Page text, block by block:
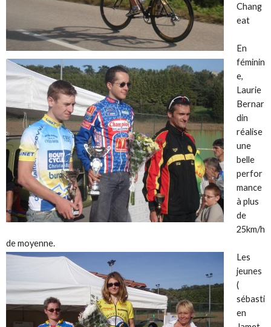
Chang
eat
En
féminin
e,
Laurie
Bernar
din
réalise
une
belle
perfor
mance
à plus
de
25km/h
de moyenne.
Les
jeunes
(
sébasti
en